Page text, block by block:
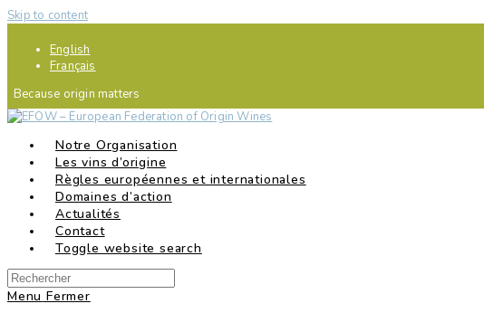
Skip to content
English
Français
Because origin matters
Notre Organisation
Les vins d’origine
Règles européennes et internationales
Domaines d’action
Actualités
Contact
Toggle website search
Menu Fermer